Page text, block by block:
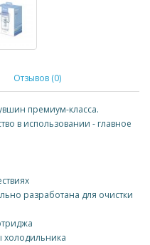
Отзывов (0)
премиум-класса.
в использовании - главное
разработана для очистки
холодильника